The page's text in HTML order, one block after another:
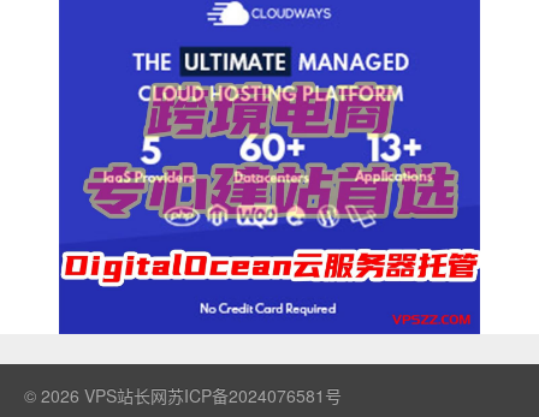
© 2026 VPS站长网苏ICP备2024076581号